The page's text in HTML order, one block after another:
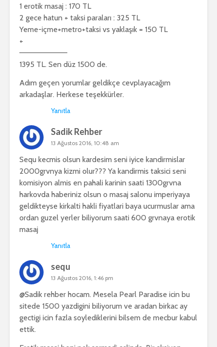
1 erotik masaj : 170 TL
2 gece hatun + taksi paraları : 325 TL
Yeme-içme+metro+taksi vs yaklaşık = 150 TL
+
—————————
1395 TL. Sen düz 1500 de.
Adım geçen yorumlar geldikçe cevplayacağım
arkadaşlar. Herkese teşekkürler.
Yanıtla
Sadik Rehber
13 Ağustos 2016, 10:48 am
Sequ kecmis olsun kardesim seni iyice kandirmislar
2000grvnya kizmi olur??? Ya kandirmis taksici seni
komisiyon almis en pahali karinin saati 1300grvna
harkovda haberiniz olsun o masaj salonu imperiyaya
geldikteyse kirkalti hakli fiyatlari baya ucurmuslar ama
ordan guzel yerler biliyorum saati 600 grvnaya erotik
masaj
Yanıtla
sequ
13 Ağustos 2016, 1:46 pm
@Sadik rehber hocam. Mesela Pearl Paradise icin bu
sitede 1500 yazdigini biliyorum ve aradan birkac ay
gectigi icin fazla soylediklerini bilsem de mecbur kabul
ettik.